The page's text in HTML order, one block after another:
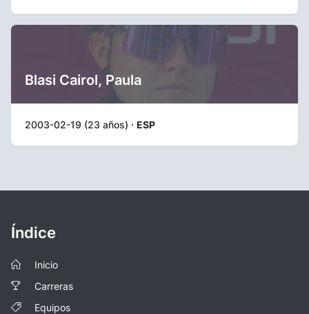
Blasi Cairol, Paula
2003-02-19 (23 años) · ESP
Índice
Inicio
Carreras
Equipos